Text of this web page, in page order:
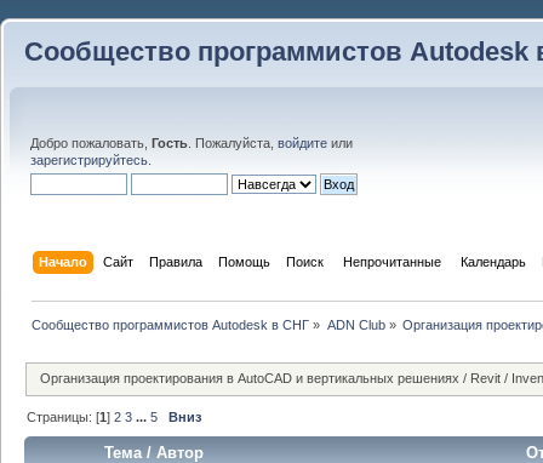
Сообщество программистов Autodesk
Добро пожаловать, Гость . Пожалуйста, войдите или
зарегистрируйтесь
Начало Сайт Правила Помощь Поиск Непрочитанные Календарь
Сообщество программистов Autodesk в СНГ » ADN Club» Организация
Организация проектирования в AutoCAD и вертикальных решениях / Revit /
Страницы: [1]2 3 ...5 Вниз
Тема /Автор